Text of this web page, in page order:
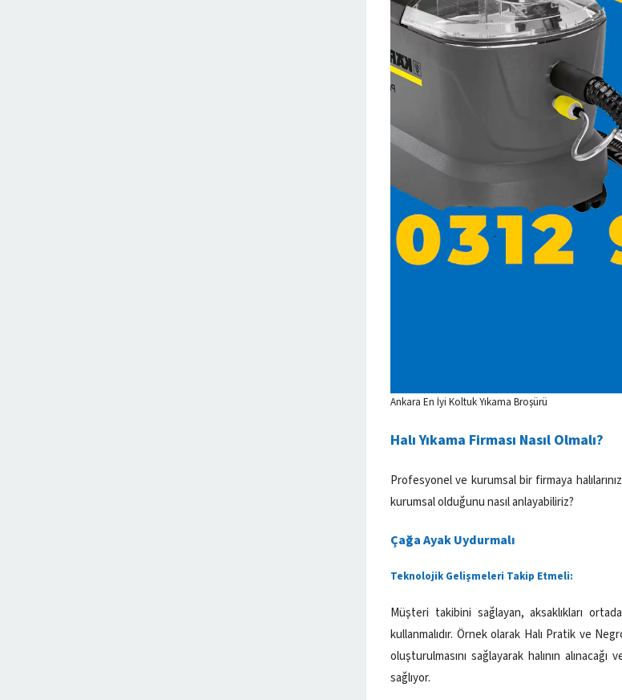
Ankara En İyi Koltuk Yıkama Broşürü
Halı Yıkama Firması Nasıl Olmalı?
Profesyonel ve kurumsal bir firmaya
kurumsal olduğunu nasıl anlayabiliriz?
Çağa Ayak Uydurmalı
Teknolojik Gelişmeleri Takip Etmeli:
Müşteri takibini sağlayan, aksaklıkları
kullanmalıdır. Örnek olarak Halı Pratik ve
oluşturulmasını sağlayarak halının
sağlıyor.